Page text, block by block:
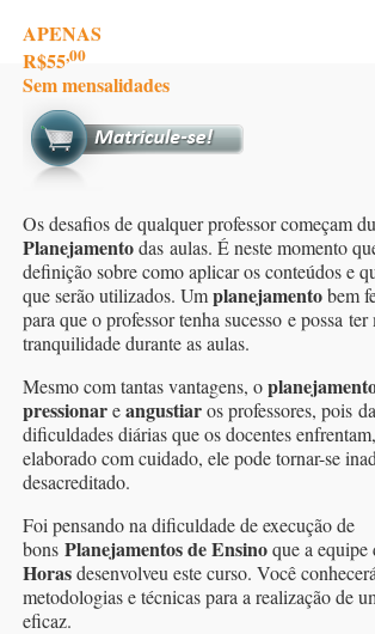
APENAS
R$55,00
Sem mensalidades
Os desafios de qualquer professor começam
Planejamentodas aulas. É neste momento
definição sobre como aplicar os conteúdos e
que serão utilizados. Umplanejamentobem
para que o professor tenha sucesso e possa
tranquilidade durante as aulas.
Mesmo com tantas vantagens, o
pressionareangustiaros professores, pois
dificuldades diárias que os docentes
elaborado com cuidado, ele pode tornar-se
desacreditado.
Foi pensando na dificuldade de execução de
bons Planejamentos de Ensinoque a equipe
Horasdesenvolveu este curso. Você
metodologias e técnicas para a realização de
eficaz.